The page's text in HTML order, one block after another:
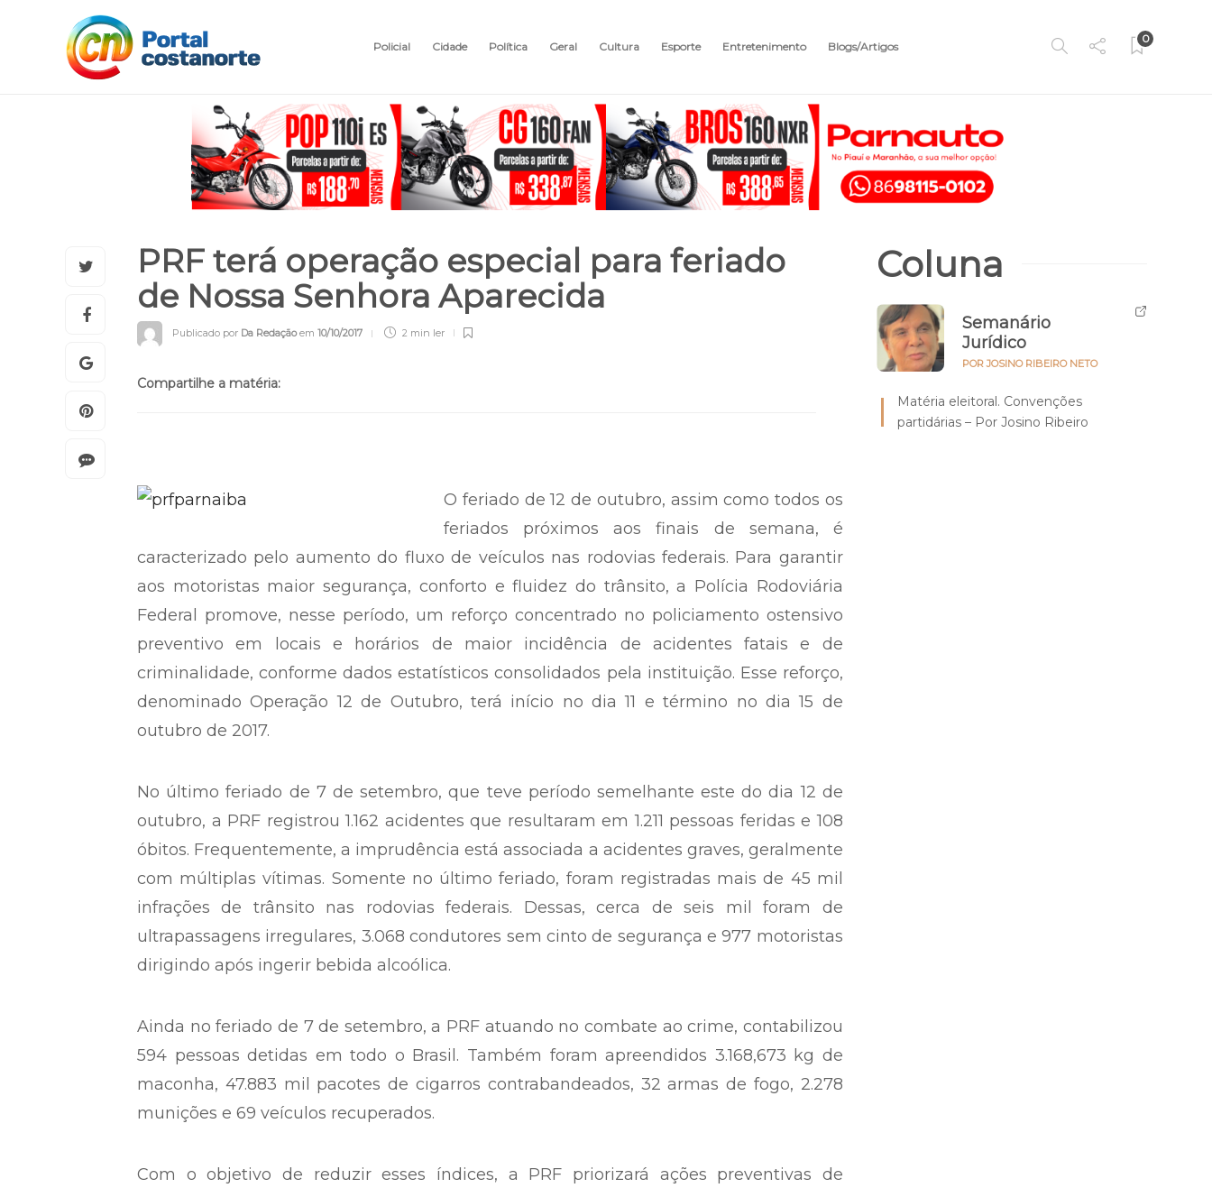
Policial Cidade Política Geral Cultura Esporte Entretenimento Blogs/Artigos
0
PRF terá operação especial para feriado
de Nossa Senhora Aparecida
Publicado por Da Redaçãoem 10/10/2017 2 min ler
Compartilhe a matéria:
O feriado de 12 de outubro, assim como todos os
feriados próximos aos finais de semana, é
caracterizado pelo aumento do fluxo de veículos nas rodovias federais. Para garantir
aos motoristas maior segurança, conforto e fluidez do trânsito, a Polícia Rodoviária
Federal promove, nesse período, um reforço concentrado no policiamento ostensivo
preventivo em locais e horários de maior incidência de acidentes fatais e de
criminalidade, conforme dados estatísticos consolidados pela instituição. Esse reforço,
denominado Operação 12 de Outubro, terá início no dia 11 e término no dia 15 de
outubro de 2017.
No último feriado de 7 de setembro, que teve período semelhante este do dia 12 de
outubro, a PRF registrou 1.162 acidentes que resultaram em 1.211 pessoas feridas e 108
óbitos. Frequentemente, a imprudência está associada a acidentes graves, geralmente
com múltiplas vítimas. Somente no último feriado, foram registradas mais de 45 mil
infrações de trânsito nas rodovias federais. Dessas, cerca de seis mil foram de
ultrapassagens irregulares, 3.068 condutores sem cinto de segurança e 977 motoristas
dirigindo após ingerir bebida alcoólica.
Ainda no feriado de 7 de setembro, a PRF atuando no combate ao crime, contabilizou
594 pessoas detidas em todo o Brasil. Também foram apreendidos 3.168,673 kg de
maconha, 47.883 mil pacotes de cigarros contrabandeados, 32 armas de fogo, 2.278
munições e 69 veículos recuperados.
Com o objetivo de reduzir esses índices, a PRF priorizará ações preventivas de
Coluna
Semanário
Jurídico
POR JOSINO RIBEIRO NETO
Matéria eleitoral. Convenções
partidárias – Por Josino Ribeiro